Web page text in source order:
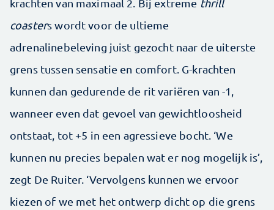
krachten van maximaal 2. Bij extreme thrill
coasters wordt voor de ultieme
adrenalinebeleving juist gezocht naar de uiterste
grens tussen sensatie en comfort. G-krachten
kunnen dan gedurende de rit variëren van -1,
wanneer even dat gevoel van gewichtloosheid
ontstaat, tot +5 in een agressieve bocht. ‘We
kunnen nu precies bepalen wat er nog mogelijk is’,
zegt De Ruiter. ‘Vervolgens kunnen we ervoor
kiezen of we met het ontwerp dicht op die grens